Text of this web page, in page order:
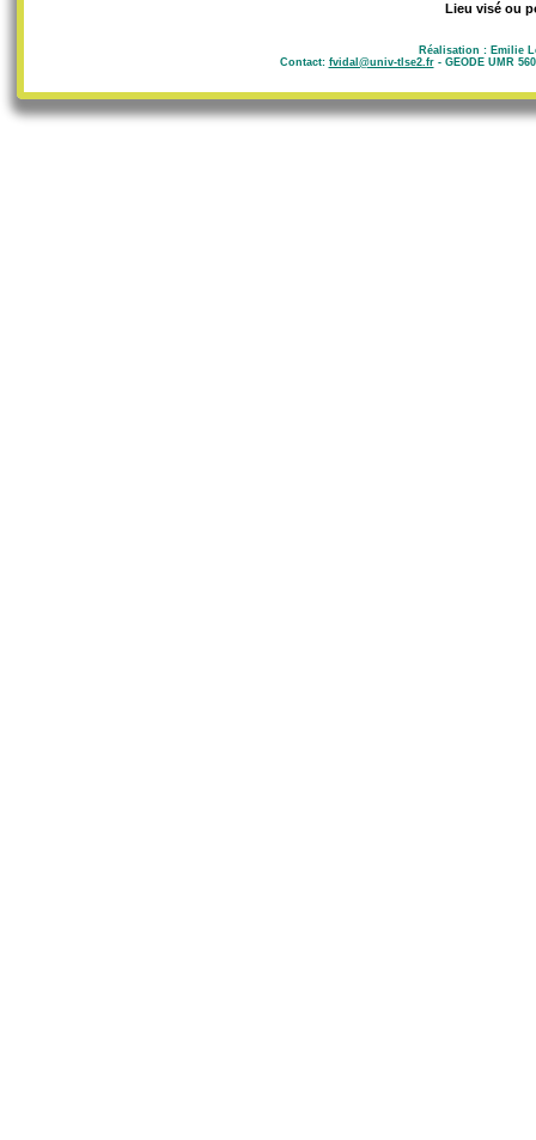
Lieu visé ou
Réalisation : Emilie
Contact: fvidal@univ-tlse2.fr- GEODE UMR